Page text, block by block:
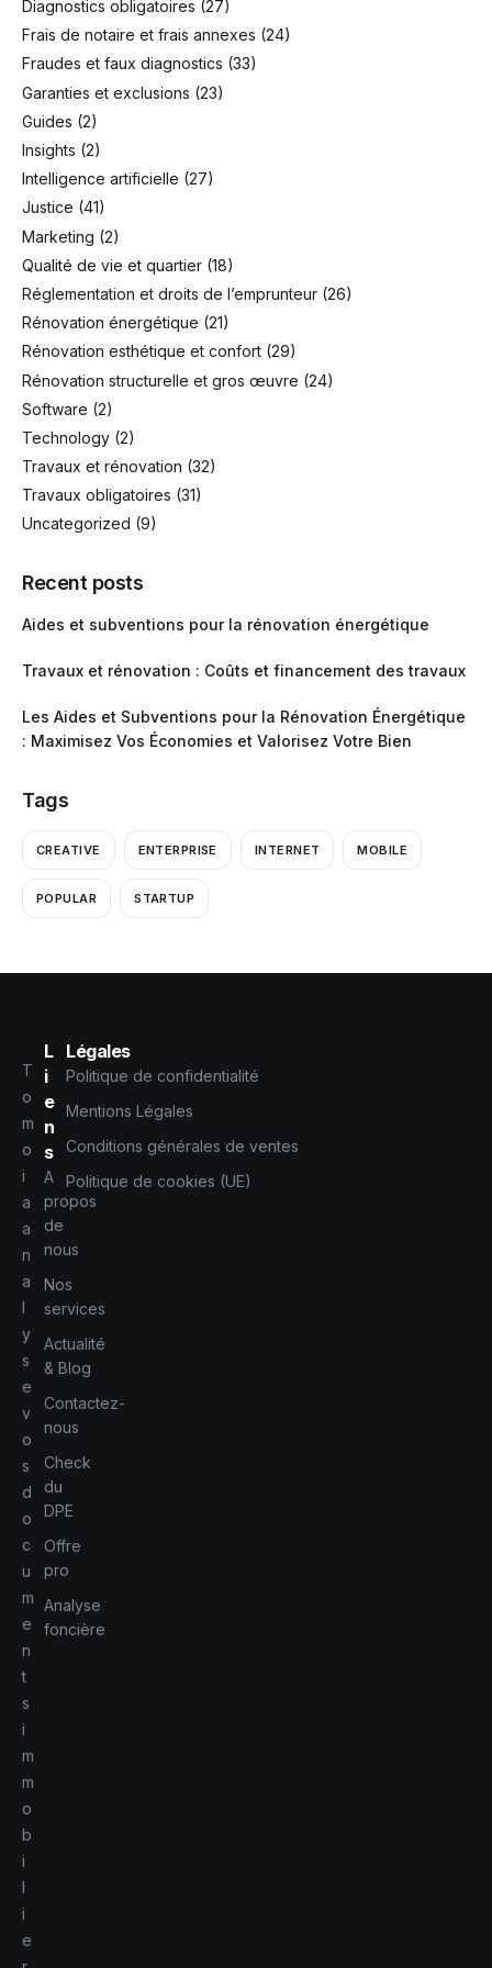
Diagnostics obligatoires (27)
Frais de notaire et frais annexes (24)
Fraudes et faux diagnostics (33)
Garanties et exclusions (23)
Guides (2)
Insights (2)
Intelligence artificielle (27)
Justice (41)
Marketing (2)
Qualité de vie et quartier (18)
Réglementation et droits de l’emprunteur (26)
Rénovation énergétique (21)
Rénovation esthétique et confort (29)
Rénovation structurelle et gros œuvre (24)
Software (2)
Technology (2)
Travaux et rénovation (32)
Travaux obligatoires (31)
Uncategorized (9)
Recent posts
Aides et subventions pour la rénovation énergétique
Travaux et rénovation : Coûts et financement des travaux
Les Aides et Subventions pour la Rénovation Énergétique
: Maximisez Vos Économies et Valorisez Votre Bien
Tags
CREATIVE ENTERPRISE INTERNET MOBILE
POPULAR STARTUP
T
o
m
o
i
a
a
n
a
y
s
e
v
o
s
d
o
c
u
m
e
n
t
s
i
m
m
o
b
i
i
e
L
i
e
n
s
A
propos
de
nous
Nos
services
Actualité
& Blog
Contactez-
nous
Check
du
DPE
Offre
pro
Analyse
foncière
Légales
Politique de confidentialité
Mentions Légales
Conditions générales de ventes
Politique de cookies (UE)